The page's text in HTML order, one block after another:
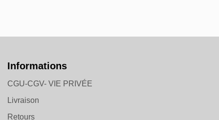
Informations
CGU-CGV- VIE PRIVÉE
Livraison